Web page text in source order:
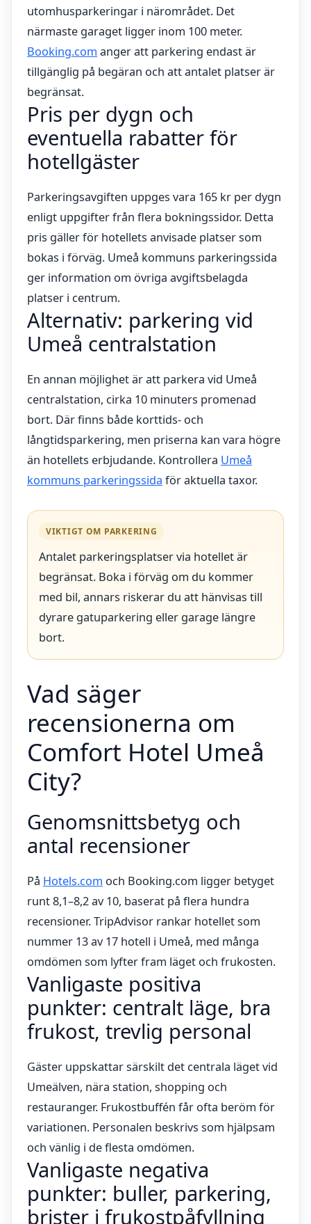
utomhusparkeringar i närområdet. Det
närmaste garaget ligger inom 100 meter.
Booking.com anger att parkering endast är
tillgänglig på begäran och att antalet platser är
begränsat.
Pris per dygn och
eventuella rabatter för
hotellgäster
Parkeringsavgiften uppges vara 165 kr per dygn
enligt uppgifter från flera bokningssidor. Detta
pris gäller för hotellets anvisade platser som
bokas i förväg. Umeå kommuns parkeringssida
ger information om övriga avgiftsbelagda
platser i centrum.
Alternativ: parkering vid
Umeå centralstation
En annan möjlighet är att parkera vid Umeå
centralstation, cirka 10 minuters promenad
bort. Där finns både korttids- och
långtidsparkering, men priserna kan vara högre
än hotellets erbjudande. Kontrollera Umeå
kommuns parkeringssida för aktuella taxor.
VIKTIGT OM PARKERING
Antalet parkeringsplatser via hotellet är
begränsat. Boka i förväg om du kommer
med bil, annars riskerar du att hänvisas till
dyrare gatuparkering eller garage längre
bort.
Vad säger
recensionerna om
Comfort Hotel Umeå
City?
Genomsnittsbetyg och
antal recensioner
På Hotels.com och Booking.com ligger betyget
runt 8,1–8,2 av 10, baserat på flera hundra
recensioner. TripAdvisor rankar hotellet som
nummer 13 av 17 hotell i Umeå, med många
omdömen som lyfter fram läget och frukosten.
Vanligaste positiva
punkter: centralt läge, bra
frukost, trevlig personal
Gäster uppskattar särskilt det centrala läget vid
Umeälven, nära station, shopping och
restauranger. Frukostbuffén får ofta beröm för
variationen. Personalen beskrivs som hjälpsam
och vänlig i de flesta omdömen.
Vanligaste negativa
punkter: buller, parkering,
brister i frukostpåfyllning